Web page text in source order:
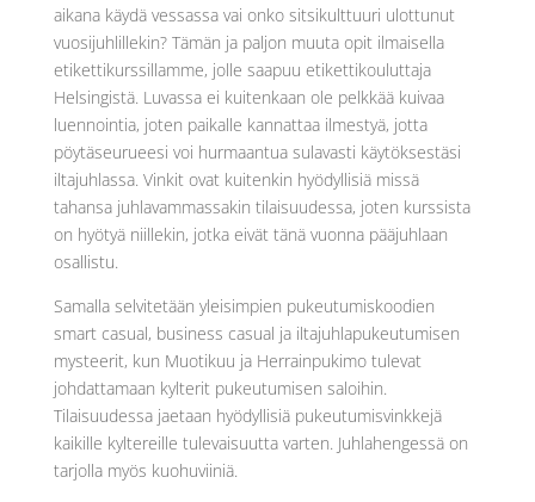
aikana käydä vessassa vai onko sitsikulttuuri ulottunut
vuosijuhlillekin? Tämän ja paljon muuta opit ilmaisella
etikettikurssillamme, jolle saapuu etikettikouluttaja
Helsingistä. Luvassa ei kuitenkaan ole pelkkää kuivaa
luennointia, joten paikalle kannattaa ilmestyä, jotta
pöytäseurueesi voi hurmaantua sulavasti käytöksestäsi
iltajuhlassa. Vinkit ovat kuitenkin hyödyllisiä missä
tahansa juhlavammassakin tilaisuudessa, joten kurssista
on hyötyä niillekin, jotka eivät tänä vuonna pääjuhlaan
osallistu.
Samalla selvitetään yleisimpien pukeutumiskoodien
smart casual, business casual ja iltajuhlapukeutumisen
mysteerit, kun Muotikuu ja Herrainpukimo tulevat
johdattamaan kylterit pukeutumisen saloihin.
Tilaisuudessa jaetaan hyödyllisiä pukeutumisvinkkejä
kaikille kyltereille tulevaisuutta varten. Juhlahengessä on
tarjolla myös kuohuviiniä.